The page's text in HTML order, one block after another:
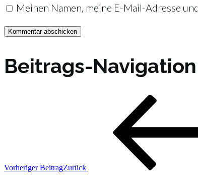
Meinen Namen, meine E-Mail-Adresse
Beitrags-Navigation
Vorheriger BeitragZurück